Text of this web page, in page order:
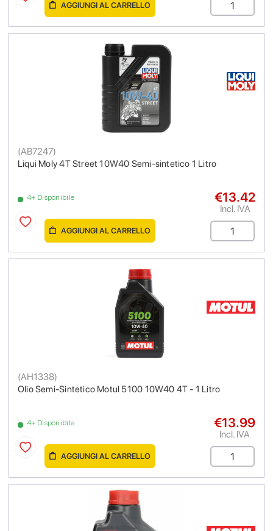
AGGIUNGI AL CARRELLO
Liqui Moly 4T Street 10W40 Semi-sintetico 1 Litro
(AB7247)
4+ Disponibile €13.42
Incl. IVA
AGGIUNGI AL CARRELLO
Olio Semi-Sintetico Motul 5100 10W40 4T - 1 Litro
(AH1338)
4+ Disponibile €13.99
Incl. IVA
AGGIUNGI AL CARRELLO